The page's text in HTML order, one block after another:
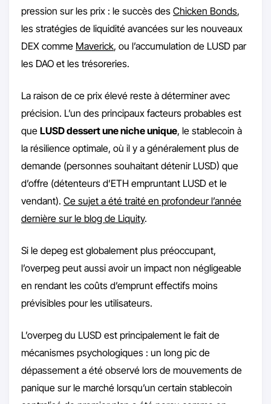
pression sur les prix : le succès des Chicken Bonds,
les stratégies de liquidité avancées sur les nouveaux
DEX comme Maverick, ou l’accumulation de LUSD par
les DAO et les trésoreries.
La raison de ce prix élevé reste à déterminer avec
précision. L’un des principaux facteurs probables est
que LUSD dessert une niche unique, le stablecoin à
la résilience optimale, où il y a généralement plus de
demande (personnes souhaitant détenir LUSD) que
d’offre (détenteurs d’ETH empruntant LUSD et le
vendant). Ce sujet a été traité en profondeur l’année
dernière sur le blog de Liquity.
Si le depeg est globalement plus préoccupant,
l’overpeg peut aussi avoir un impact non négligeable
en rendant les coûts d’emprunt effectifs moins
prévisibles pour les utilisateurs.
L’overpeg du LUSD est principalement le fait de
mécanismes psychologiques : un long pic de
dépassement a été observé lors de mouvements de
panique sur le marché lorsqu’un certain stablecoin